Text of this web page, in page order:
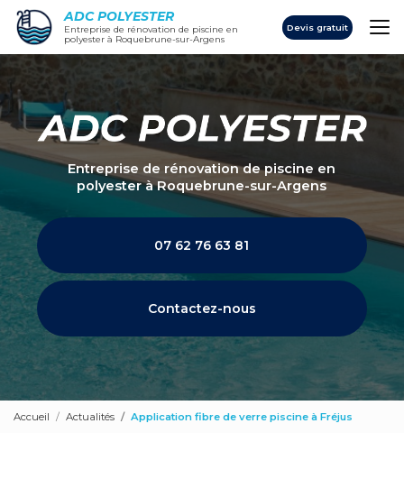
Aller
contenu
principal
ADC POLYESTER
Entreprise de rénovation de piscine en
polyester à Roquebrune-sur-Argens
Devis gratuit
Entreprise de rénovation de piscine en
polyesterà Roquebrune-sur-Argens
07 62 76 63 81
Contactez-nous
Accueil Actualités Application fibre de verre piscine à Fréjus